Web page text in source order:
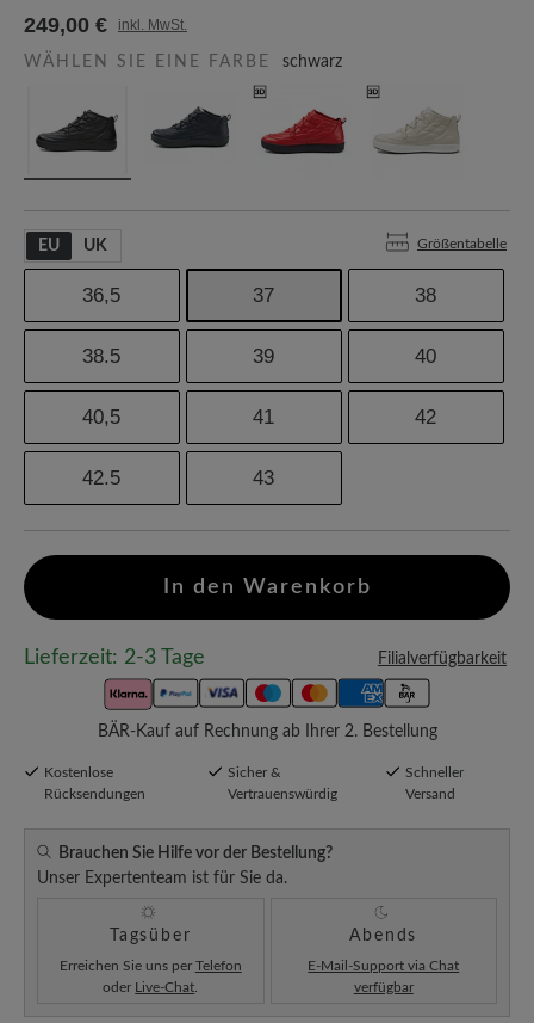
249,00 € inkl. MwSt.
WÄHLEN SIE EINE FARBE schwarz
EU UK Größentabelle
36,5 37 38
38.5 39 40
40,5 41 42
42.5 43
In den Warenkorb
Lieferzeit: 2-3 Tage Filialverfügbarkeit
BÄR-Kauf auf Rechnung ab Ihrer 2. Bestellung
Kostenlose
Rücksendungen
Sicher &
Vertrauenswürdig
Schneller
Versand
Brauchen Sie Hilfe vor der Bestellung?
Unser Expertenteam ist für Sie da.
Tagsüber
Erreichen Sie uns per Telefon
oder Live-Chat
Abends
E-Mail-Support via Chat
verfügbar